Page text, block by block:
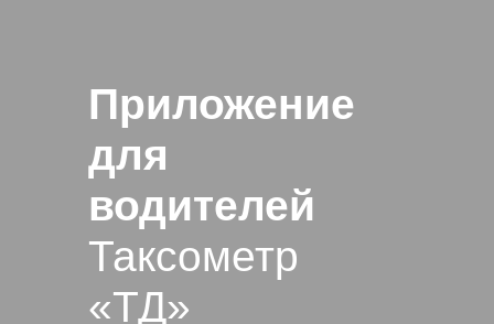
Приложение
для
водителей
Таксометр
«ТД»